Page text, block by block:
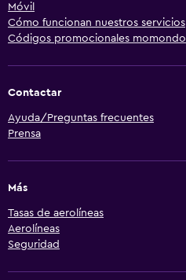
Móvil
Cómo funcionan nuestros servicios
Códigos promocionales momondo
Contactar
Ayuda/Preguntas frecuentes
Prensa
Más
Tasas de aerolíneas
Aerolíneas
Seguridad